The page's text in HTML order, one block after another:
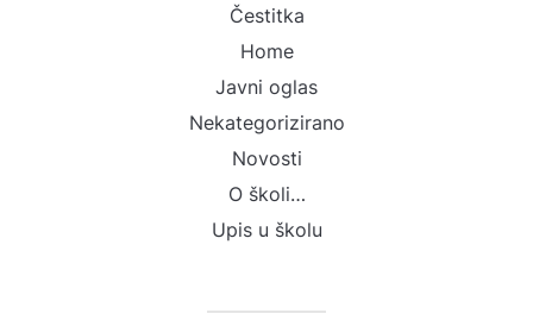
Čestitka
Home
Javni oglas
Nekategorizirano
Novosti
O školi…
Upis u školu